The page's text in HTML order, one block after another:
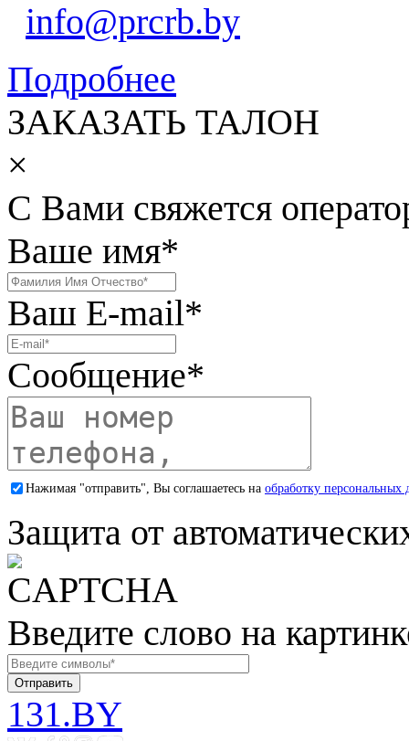
info@prcrb.by
Подробнее
ЗАКАЗАТЬ ТАЛОН
×
С Вами свяжется
Ваше имя*
Ваш E-mail*
Сообщение*
Нажимая "отправить", Вы соглашаетесь на обработку персональных
Защита от
Введите слово на
131.BY